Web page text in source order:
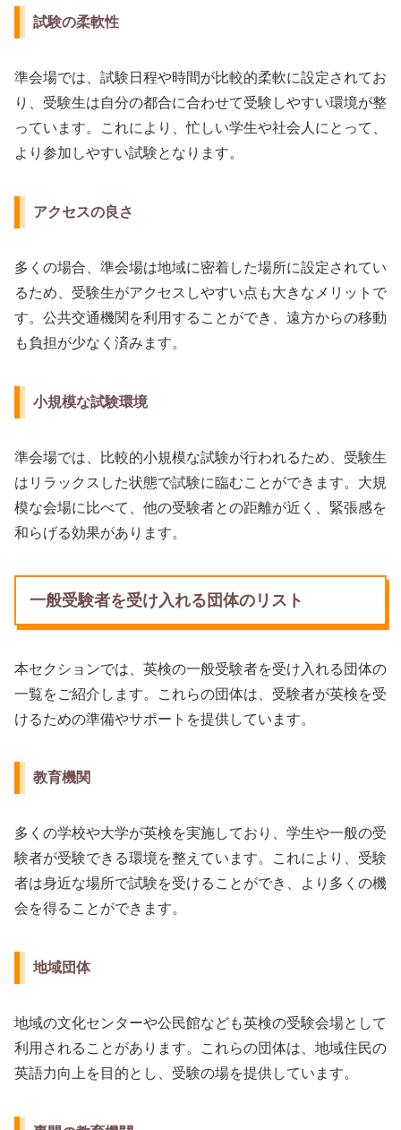
試験の柔軟性
準会場では、試験日程や時間が比較的柔軟に設定されてお
り、受験生は自分の都合に合わせて受験しやすい環境が整
っています。これにより、忙しい学生や社会人にとって、
より参加しやすい試験となります。
アクセスの良さ
多くの場合、準会場は地域に密着した場所に設定されてい
るため、受験生がアクセスしやすい点も大きなメリットで
す。公共交通機関を利用することができ、遠方からの移動
も負担が少なく済みます。
小規模な試験環境
準会場では、比較的小規模な試験が行われるため、受験生
はリラックスした状態で試験に臨むことができます。大規
模な会場に比べて、他の受験者との距離が近く、緊張感を
和らげる効果があります。
一般受験者を受け入れる団体のリスト
本セクションでは、英検の一般受験者を受け入れる団体の
一覧をご紹介します。これらの団体は、受験者が英検を受
けるための準備やサポートを提供しています。
教育機関
多くの学校や大学が英検を実施しており、学生や一般の受
験者が受験できる環境を整えています。これにより、受験
者は身近な場所で試験を受けることができ、より多くの機
会を得ることができます。
地域団体
地域の文化センターや公民館なども英検の受験会場として
利用されることがあります。これらの団体は、地域住民の
英語力向上を目的とし、受験の場を提供しています。